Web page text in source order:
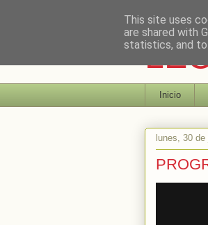
Inicio
lunes, 30
This site uses
are shared with
statistics, and